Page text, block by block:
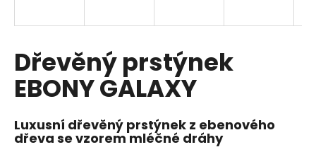
Dřevěný prstýnek
EBONY GALAXY
Luxusní dřevěný prstýnek z ebenového
dřeva se vzorem mléčné dráhy
í
t
?